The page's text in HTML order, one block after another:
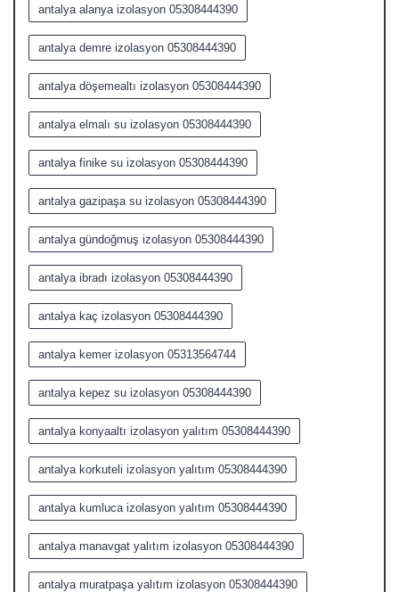
antalya alanya izolasyon 05308444390
antalya demre izolasyon 05308444390
antalya döşemealtı izolasyon 05308444390
antalya elmalı su izolasyon 05308444390
antalya finike su izolasyon 05308444390
antalya gazipaşa su izolasyon 05308444390
antalya gündoğmuş izolasyon 05308444390
antalya ibradı izolasyon 05308444390
antalya kaç izolasyon 05308444390
antalya kemer izolasyon 05313564744
antalya kepez su izolasyon 05308444390
antalya konyaaltı izolasyon yalıtım 05308444390
antalya korkuteli izolasyon yalıtım 05308444390
antalya kumluca izolasyon yalıtım 05308444390
antalya manavgat yalıtım izolasyon 05308444390
antalya muratpaşa yalıtım izolasyon 05308444390